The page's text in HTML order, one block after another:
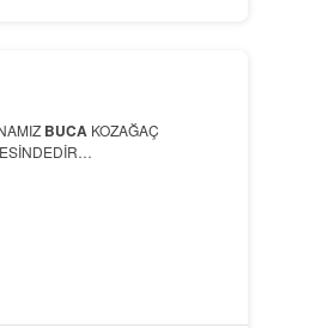
BUCA KOZAĞAÇ